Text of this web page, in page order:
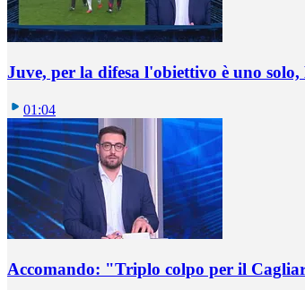
Juve, per la difesa l'obiettivo è uno
01:04
Accomando: "Triplo colpo per il